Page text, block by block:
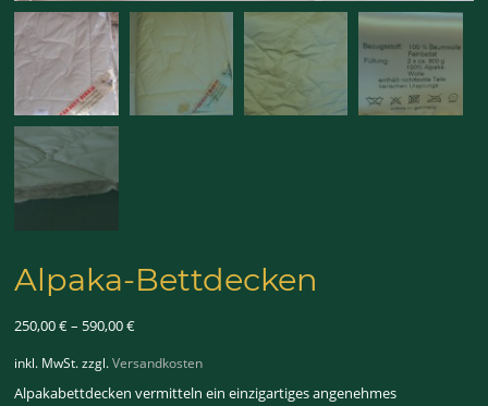
Alpaka-Bettdecken
250,00€– 590,00€
inkl. MwSt.zzgl.Versandkosten
Alpakabettdecken vermitteln ein einzigartiges angenehmes